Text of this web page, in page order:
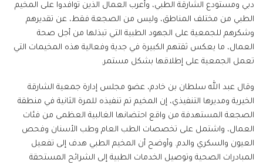
دبي ومستودع الشارقة الطبي، وأعرب العمال الذين توافدوا على المخيم
الطبي من مختلف المناطق، وليس من الصجعة فقط، عن تقديرهم
وشكرهم للجمعية على الجهود الطبية التي تبذلها من أجل صحة
العمال، ما يعكس ثقتهم الكبيرة في جدية وفعالية هذه المخيمات التي
تعمل الجمعية على إطلاقها بشكل مستمر.
وقال عبد الله سلطان بن خادم، عضو مجلس إدارة جمعية الشارقة
الخيرية ومديرها التنفيذي، إن المخيم تم تنفيذه للمرة الثانية في منطقة
الصجعة المستهدفة من واقع احتضانها الغالبية العظمى من فئات
العمال، واشتمل على تخصصات الطب العام وطب الأسنان وفحص
العيون والسكري والدم. وأوضح أن المخيم الطبي هدف إلى تفعيل
المبادرات الصحية وتوصيل الخدمات الطبية إلى الشرائح المستحقة